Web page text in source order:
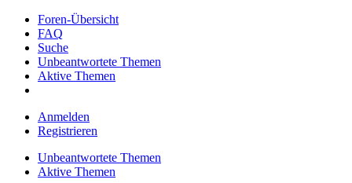
Foren-Übersicht
FAQ
Suche
Unbeantwortete Themen
Aktive Themen
Anmelden
Registrieren
Unbeantwortete Themen
Aktive Themen